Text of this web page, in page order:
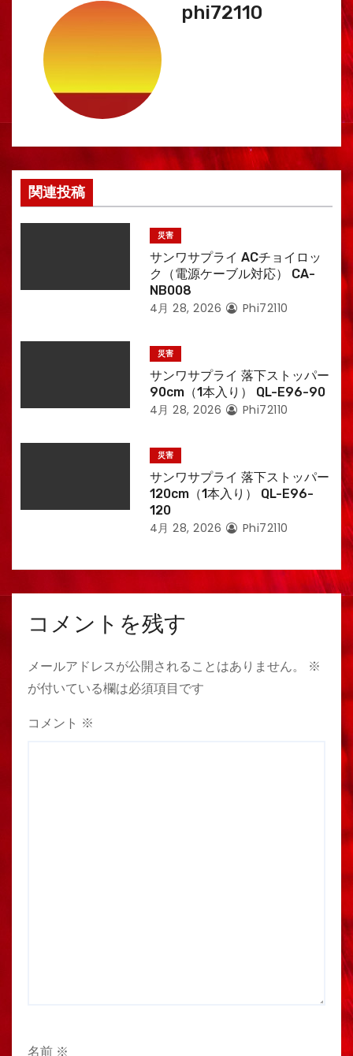
ゲ
ー
ン
phi72110
関連投稿
災害
サンワサプライ ACチョイロッ
ク（電源ケーブル対応） CA-
NB008
4月 28, 2026 Phi72110
災害
サンワサプライ 落下ストッパー
90cm（1本入り） QL-E96-90
4月 28, 2026 Phi72110
災害
サンワサプライ 落下ストッパー
120cm（1本入り） QL-E96-
120
4月 28, 2026 Phi72110
コメントを残す
メールアドレスが公開されることはありません。
※
が付いている欄は必須項目です
コメント ※
名前 ※